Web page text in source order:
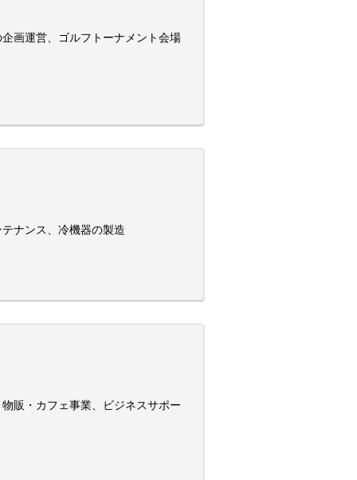
画運営、ゴルフトーナメント会場
ナンス、冷機器の製造
販・カフェ事業、ビジネスサポー